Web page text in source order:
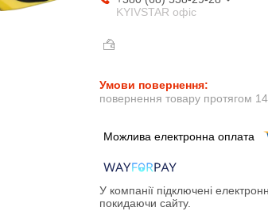
KYIVSTAR офіс
повернення товару протягом 14
У компанії підключені
покидаючи сайту.